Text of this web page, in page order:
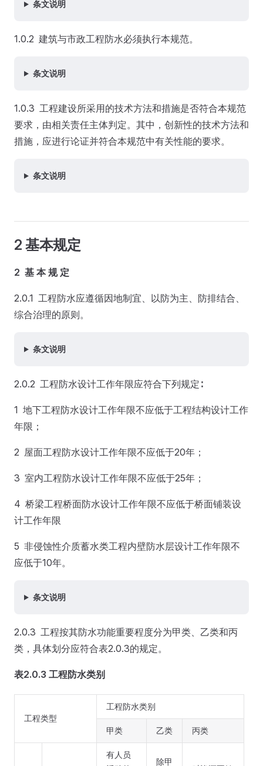
条文说明
1.0.2 建筑与市政工程防水必须执行本规范。
条文说明
1.0.3 工程建设所采用的技术方法和措施是否符合本规范
要求，由相关责任主体判定。其中，创新性的技术方法和
措施，应进行论证并符合本规范中有关性能的要求。
条文说明
2 基本规定
2 基 本 规 定
2.0.1 工程防水应遵循因地制宜、以防为主、防排结合、
综合治理的原则。
条文说明
2.0.2 工程防水设计工作年限应符合下列规定∶
1 地下工程防水设计工作年限不应低于工程结构设计工作
年限；
2 屋面工程防水设计工作年限不应低于20年；
3 室内工程防水设计工作年限不应低于25年；
4 桥梁工程桥面防水设计工作年限不应低于桥面铺装设
计工作年限
5 非侵蚀性介质蓄水类工程内壁防水层设计工作年限不
应低于10年。
条文说明
2.0.3 工程按其防水功能重要程度分为甲类、乙类和丙
类，具体划分应符合表2.0.3的规定。
表2.0.3 工程防水类别
工程类型
工程防水类别
甲类 乙类 丙类
有人员
除甲